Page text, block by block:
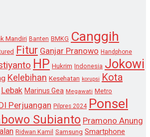
Mandiri Banten BMKG Canggih
Fitur Ganjar Pranowo Handphone
HP Hukrim Indonesia Jokowi
Kelebihan Kesehatan korupsi
Kota
Lebak Marinus Gea Megawati Metro
Perjuangan Pilpres 2024 Ponsel
Subianto Pramono Anung
Ridwan Kamil Samsung Smartphone